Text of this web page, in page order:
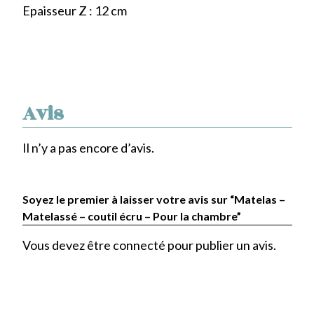
Avis
Il n’y a pas encore d’avis.
Soyez le premier à laisser votre avis sur “Matelas –
Matelassé – coutil écru – Pour la chambre”
Vous devez être connecté pour publier un avis.
Epaisseur Z : 12 cm